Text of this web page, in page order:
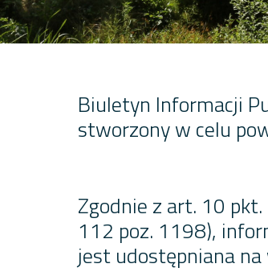
Biuletyn Informacji
stworzony w celu
Zgodnie z art. 10
112 poz. 1198),
jest udostępniana na